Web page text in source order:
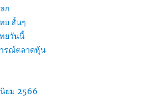
ก
ย สั้นๆ
ยวันนี้
รณ์ตลาดหุ้น
ยม 2566